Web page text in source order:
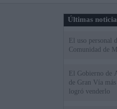
Últimas
El uso personal
Comunidad de
El Gobierno de
de Gran Vía
logró venderlo